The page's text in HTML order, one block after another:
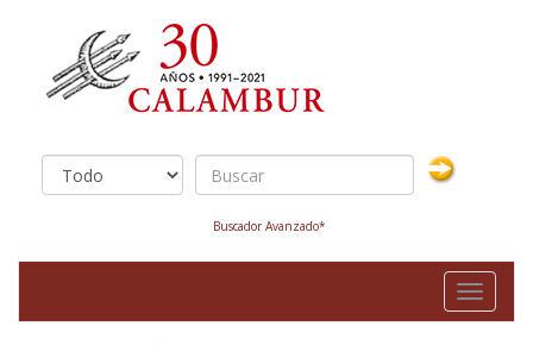
Buscador Avanzado*
Toggle